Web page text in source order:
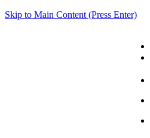
Skip to Main Content (Press Enter)